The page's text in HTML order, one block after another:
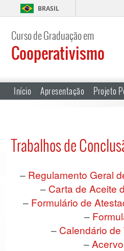
BRASIL
Curso de Graduação em
Cooperativismo
Início Apresentação Projeto
Trabalhos de
– Regulamento Geral
– Carta de Aceite
– Formulário de
–
– Calendário
–